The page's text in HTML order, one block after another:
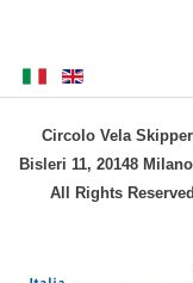
Circolo Vela
Bisleri 11, 20148
All Rights